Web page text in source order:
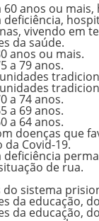
60 anos ou
deficiência,
vivendo em
da saúde.
anos ou mais.
a 79 anos.
a 74 anos.
a 69 anos.
a 64 anos.
doenças que
Covid-19.
deficiência
de rua.
do sistema
da educação,
da educação,